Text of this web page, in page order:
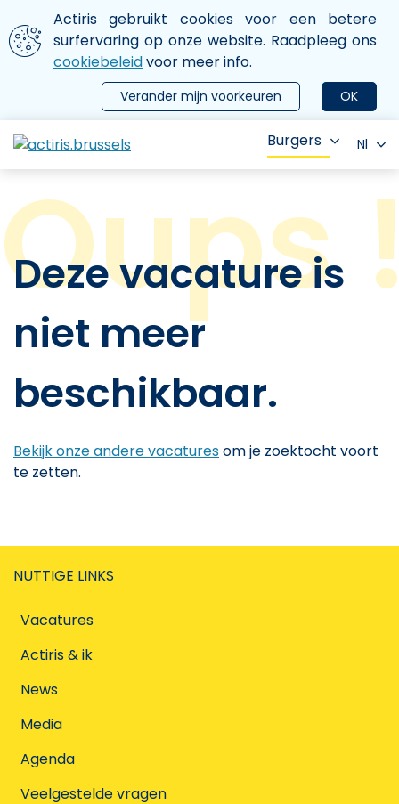
Aller au contenu principal
We gebruiken cookies
Actiris gebruikt cookies voor een betere
surfervaring op onze website. Raadpleeg ons
cookiebeleidvoor meer info.
OK
Verander mijn voorkeuren
le menu
Burgers Nl
Deze vacature is
niet meer
beschikbaar.
Bekijk onze andere vacaturesom je zoektocht voort
te zetten.
NUTTIGE LINKS
Vacatures
Actiris & ik
News
Media
Agenda
Veelgestelde vragen